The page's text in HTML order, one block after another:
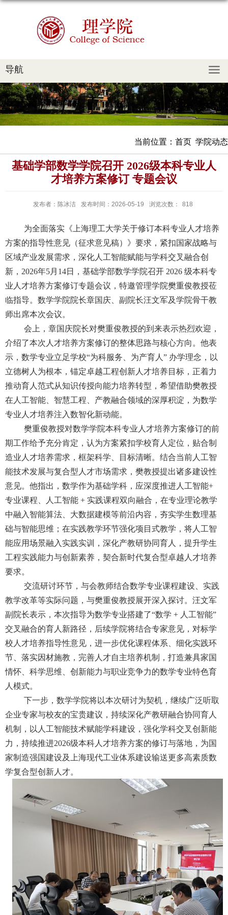
导航
当前位置： 首页 学院动态
基础学部数学学院召开 2026级本科专业人
才培养方案修订 专题会议
发布者：陈冰洁 发布时间：2026-05-19 浏览次数： 818
为全面落实《上海理工大学关于修订本科专业人才培养
方案的指导性意见（征求意见稿）》要求，紧扣国家战略与
区域产业发展需求，深化人工智能赋能与学科交叉融合创
新， 2026年5月14日，基础学部数学学院召开 2026 级本科专
业人才培养方案修订专题会议，特邀管理学院樊重俊教授莅
临指导。数学学院院长章国庆、副院长汪文军及学院骨干教
师出席本次会议。
会上，章国庆院长对樊重俊教授的到来表示热烈欢迎，
介绍了本次人才培养方案修订的整体思路与核心方向。他表
示，数学专业立足学校“为科服务、为产育人” 办学理念，以
立德树人为根本，锚定卓越工程创新人才培养目标，正着力
推动育人范式从知识传授向能力培养转型，希望借助樊教授
在人工智能、智慧工程、产教融合领域的深厚积淀，为数学
专业人才培养注入数智化新动能。
樊重俊教授对数学学院本科专业人才培养方案修订的前
期工作给予充分肯定，认为方案紧扣学校育人定位，贴合制
造业人才培养需求，框架科学、目标清晰。结合当前人工智
能技术发展与复合型人才市场需求，樊教授提出诸多建设性
意见。他指出，数学作为基础学科，应深度推进人工智能+
专业课程、人工智能 + 实践课程双向融合，在专业理论教学
中融入智能算法、大数据建模等前沿内容，夯实学生数理基
础与智能思维；在实践教学环节强化项目式教学，将人工智
能应用场景融入实践实训，深化产教研协同育人，提升学生
工程实践能力与创新素养，契合新时代复合型卓越人才培养
要求。
交流研讨环节，与会教师结合数学专业课程建设、实践
教学改革等实际问题，与樊重俊教授展开深入探讨。汪文军
副院长表示，本次指导为数学专业搭建了“数学 + 人工智能”
交叉融合的育人新路径，后续学院将结合专家意见，对标学
校人才培养指导性意见，进一步优化课程体系、细化实践环
节、落实因材施教，完善人才自主培养机制，打造兼具家国
情怀、科学思维、创新能力与职业竞争力的数学专业特色育
人模式。
下一步，数学学院将以本次研讨为契机，继续广泛听取
企业专家与校友的宝贵建议，持续深化产教研融合协同育人
机制，以人工智能技术赋能学科建设，强化学科交叉创新能
力，持续推进2026级本科人才培养方案的修订与落地，为国
家制造强国建设及上海现代工业体系建设输送更多高素质数
学复合型创新人才。